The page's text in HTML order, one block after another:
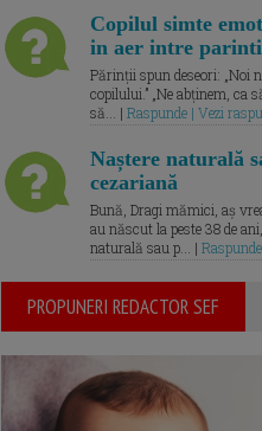
Copilul simte
in aer intre parinti
Părinții spun deseori: „Noi
copilului.” „Ne abținem, ca
să... | Raspunde | Vezi
Naștere naturală
cezariană
Bună, Dragi mămici, aș
au născut la peste 38 de
naturală sau p... |
PROPUNERI REDACTOR SEF